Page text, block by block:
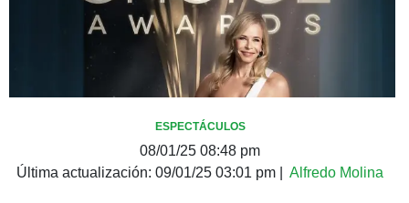
ESPECTÁCULOS
08/01/25 08:48 pm
Última actualización: 09/01/25 03:01 pm Alfredo Molina